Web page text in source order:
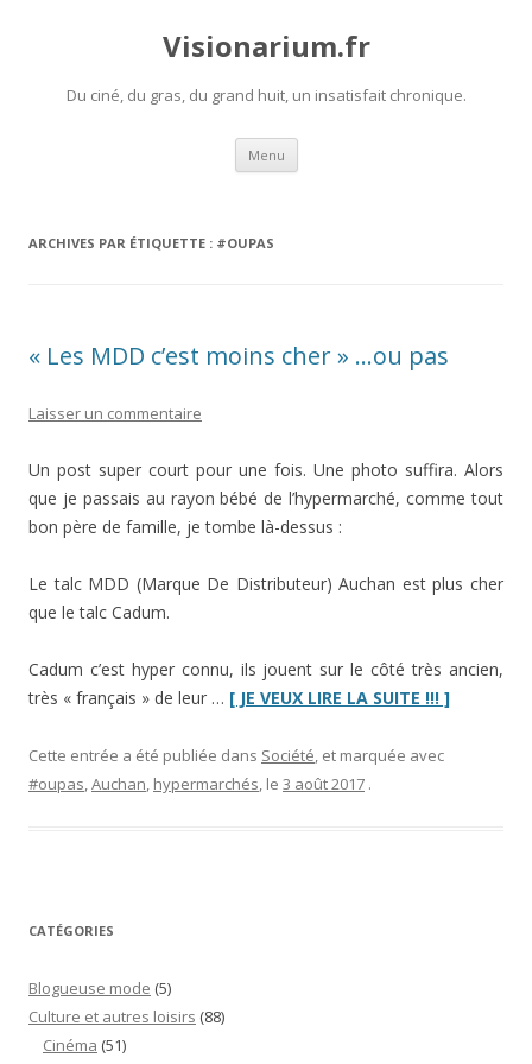
Visionarium.fr
Du ciné, du gras, du grand huit, un insatisfait chronique.
Menu Aller
contenu
ARCHIVES PAR ÉTIQUETTE : #OUPAS
« Les MDD c’est moins cher » …ou pas
Laisser un commentaire
Un post super court pour une fois. Une photo suffira. Alors
que je passais au rayon bébé de l’hypermarché, comme tout
bon père de famille, je tombe là-dessus :
Le talc MDD (Marque De Distributeur) Auchan est plus cher
que le talc Cadum.
Cadum c’est hyper connu, ils jouent sur le côté très ancien,
très « français » de leur … [ JE VEUX LIRE LA SUITE !!! ]“« Les
Cette entrée a été publiée dans Société, et marquée avec
#oupas,Auchan, hypermarchés, le 3 août 2017 .
CATÉGORIES
Blogueuse mode (5)
Culture et autres loisirs (88)
Cinéma (51)